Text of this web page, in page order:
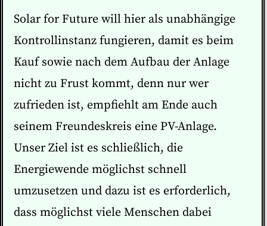
Solar for Future will hier als unabhängige
Kontrollinstanz fungieren, damit es beim
Kauf sowie nach dem Aufbau der Anlage
nicht zu Frust kommt, denn nur wer
zufrieden ist, empfiehlt am Ende auch
seinem Freundeskreis eine PV-Anlage.
Unser Ziel ist es schließlich, die
Energiewende möglichst schnell
umzusetzen und dazu ist es erforderlich,
dass möglichst viele Menschen dabei